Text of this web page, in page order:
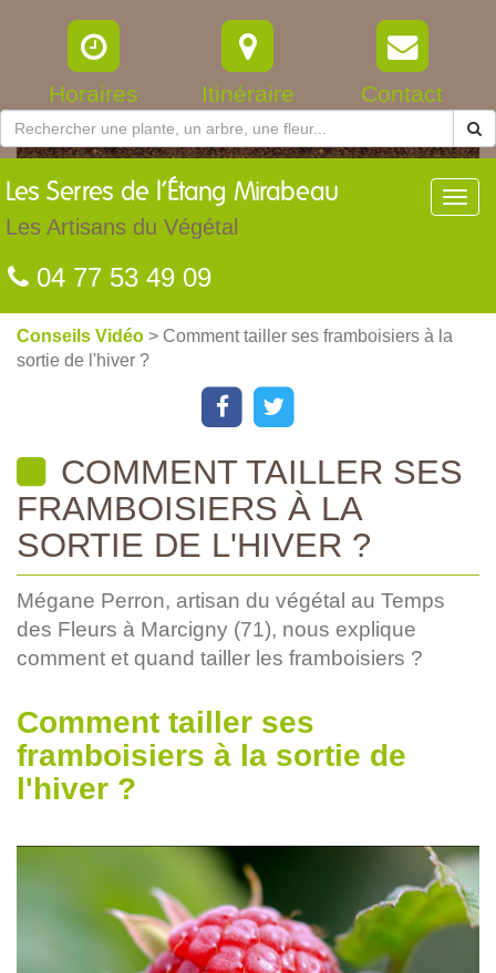
Horaires Itinéraire Contact
Les Serres de l’Étang Mirabeau
Les Artisans du Végétal
04 77 53 49 09
Conseils Vidéo > Comment tailler ses framboisiers à la
sortie de l'hiver ?
COMMENT TAILLER SES
FRAMBOISIERS À LA
SORTIE DE L'HIVER ?
Mégane Perron, artisan du végétal au Temps
des Fleurs à Marcigny (71), nous explique
comment et quand tailler les framboisiers ?
Comment tailler ses
framboisiers à la sortie de
l'hiver ?